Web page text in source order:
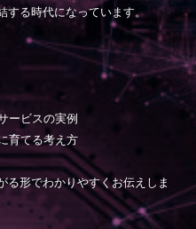
する時代になっています。
ービスの実例
育てる考え方
る形でわかりやすくお伝えしま